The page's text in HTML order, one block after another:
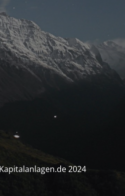
2024